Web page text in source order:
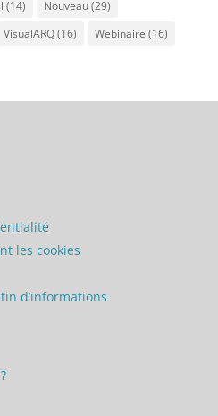
(14) Nouveau(29)
VisualARQ(16) Webinaire (16)
les cookies
d’informations